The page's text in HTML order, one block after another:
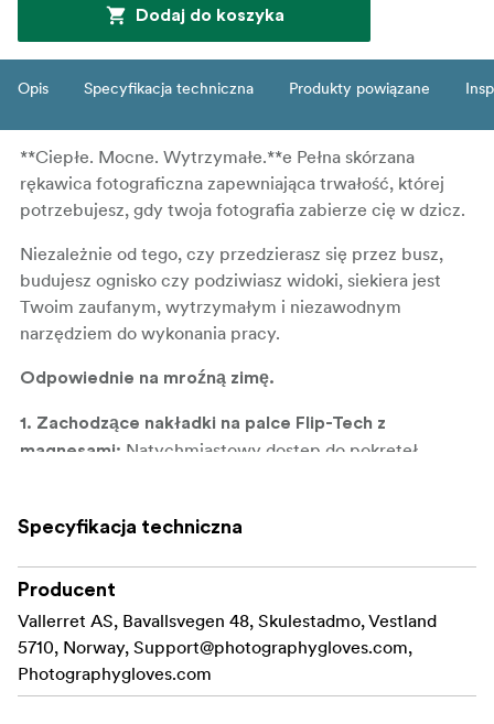
Dodaj do koszyka
Opis Specyfikacja techniczna Produkty powiązane
**Ciepłe. Mocne. Wytrzymałe.**e Pełna skórzana
rękawica fotograficzna zapewniająca trwałość, której
potrzebujesz, gdy twoja fotografia zabierze cię w dzicz.
Niezależnie od tego, czy przedzierasz się przez busz,
budujesz ognisko czy podziwiasz widoki, siekiera jest
Twoim zaufanym, wytrzymałym i niezawodnym
narzędziem do wykonania pracy.
Odpowiednie na mroźną zimę.
1. Zachodzące nakładki na palce Flip-Tech z
magnesami: Natychmiastowy dostęp do pokręteł,
100% wełny Merino, izolacja Primaloft Gold (170 g/m2 /
133 g/m2 cześć chwytająca), DWR oryginalna kozia
skóra.
**3. Prawdziwa zamszowa ściereczka do obiektywu. **
Do czyszczenia awaryjnego.
Specyfikacja techniczna
Producent
Vallerret AS, Bavallsvegen 48, Skulestadmo, Vestland
5710, Norway, Support@photographygloves.com,
Photographygloves.com